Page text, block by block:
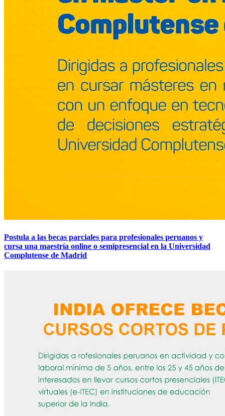
Postula a las becas parciales para profesionales peruanos y
cursa una maestría online o semipresencial en la Universidad
Complutense de Madrid